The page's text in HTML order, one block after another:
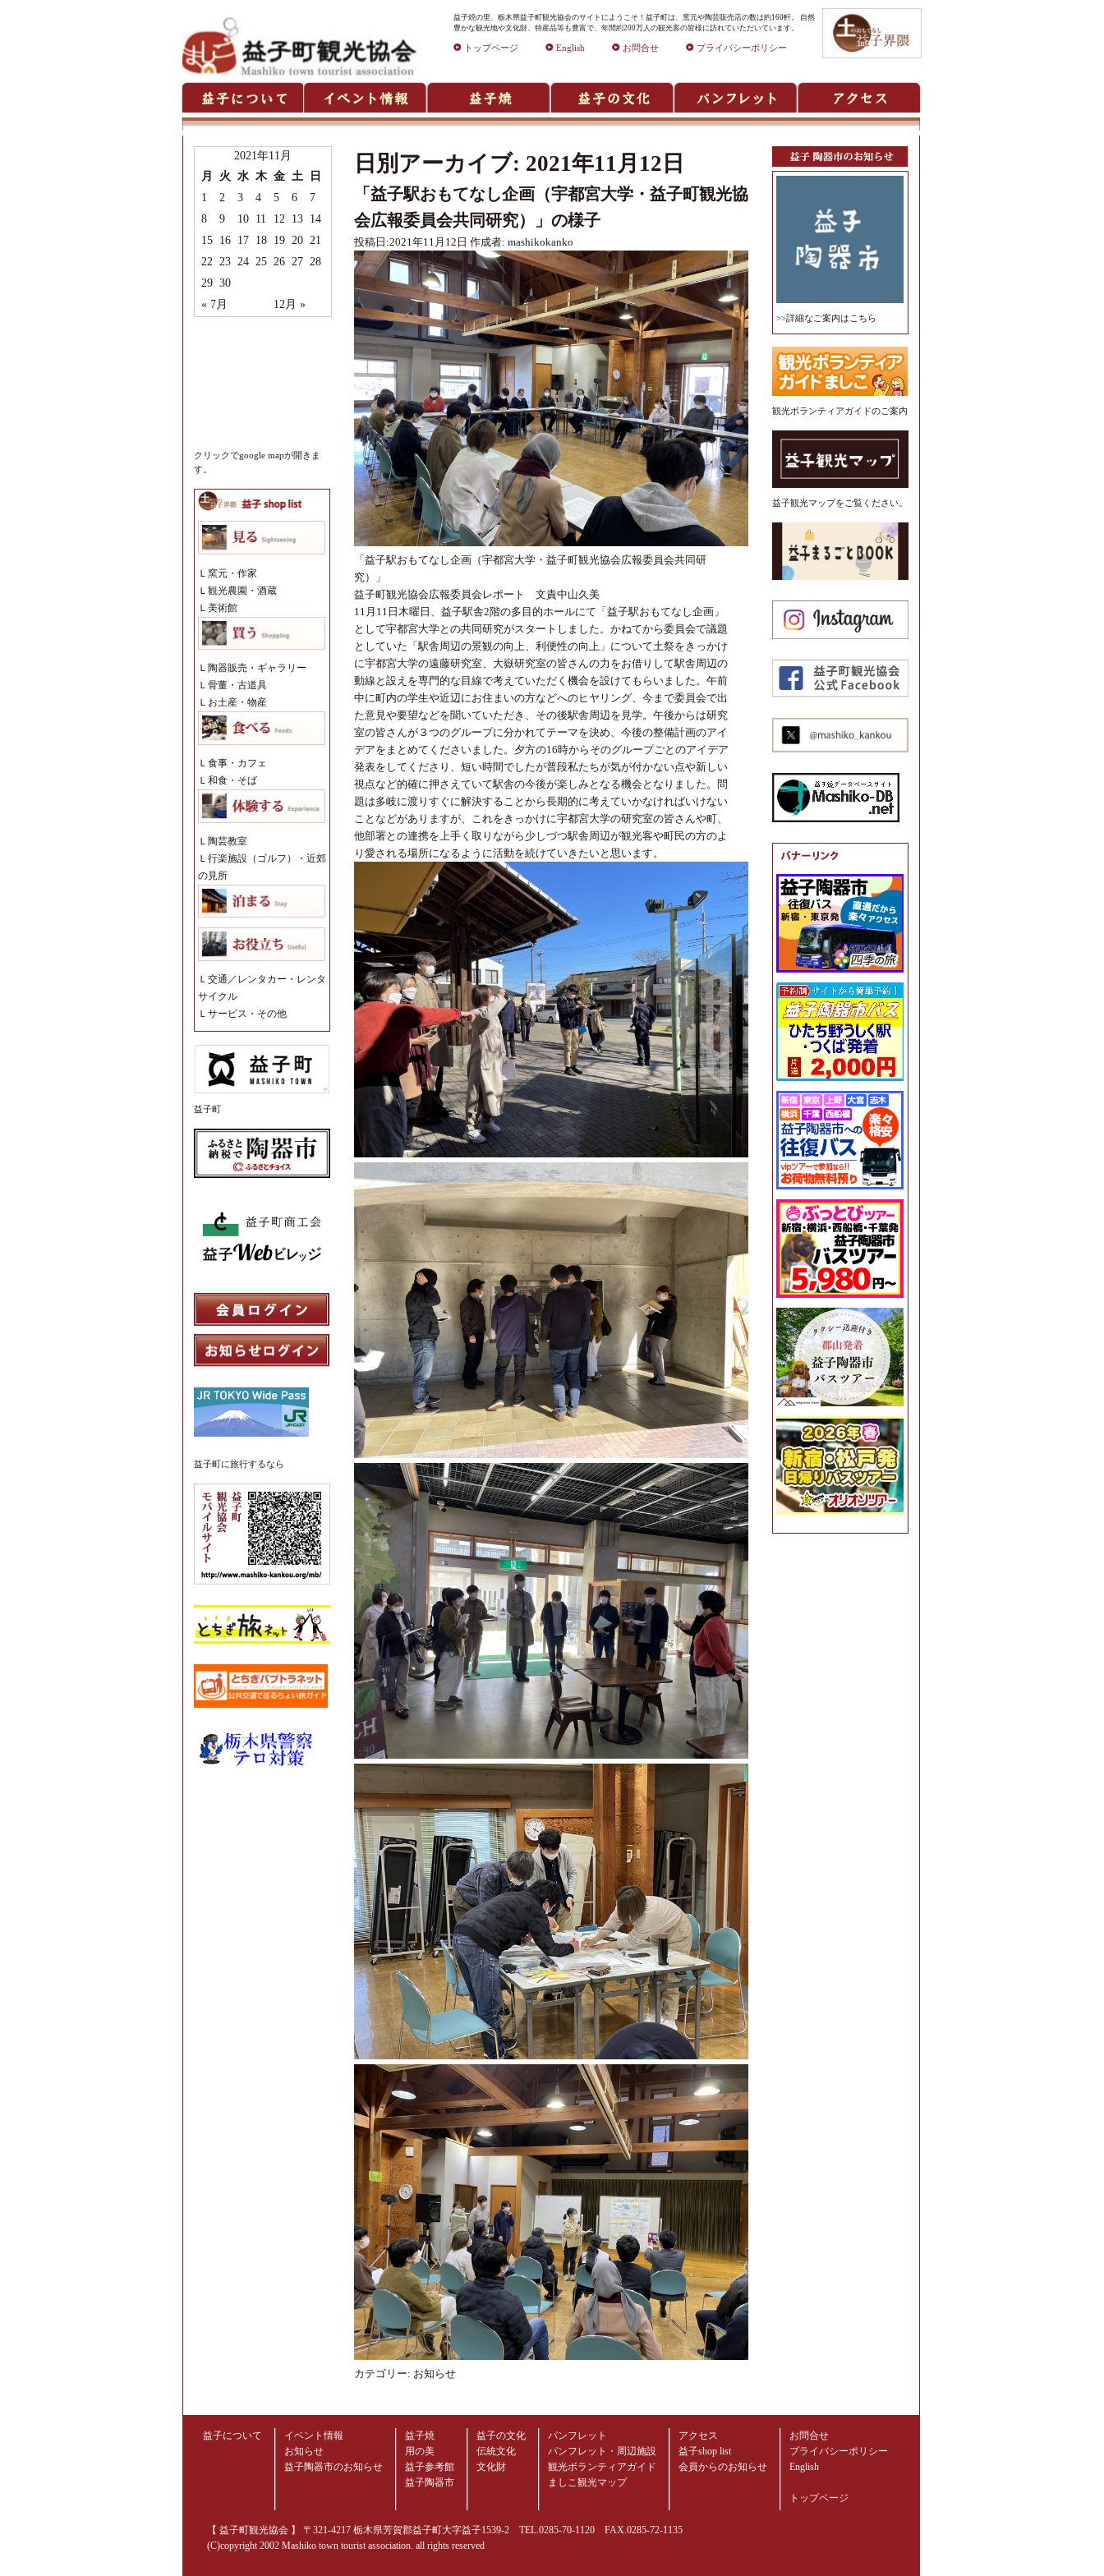
益子焼の里、栃木県益子町観光協会のサイトにようこそ！益子町は、窯元や陶芸販売店の数は約160軒。 自然
豊かな観光地や文化財、特産品等も豊富で、年間約200万人の観光客の皆様に訪れていただいています。
トップページ English お問合せ プライバシーポリシー
2021年11月
月
火 水 木 金 土 日
« 7月 12月 »
1 2 3 4 5 6
7
8
9 10 11 12 13 14
15 16 17 18 19 20 21
22 23 24 25 26 27 28
29 30
クリックでgoogle mapが開きま
す。
Ｌ 窯元・作家
Ｌ 観光農園・酒蔵
Ｌ 美術館
Ｌ 陶器販売・ギャラリー
Ｌ 骨董・古道具
Ｌ お土産・物産
Ｌ 食事・カフェ
Ｌ 和食・そば
Ｌ 陶芸教室
Ｌ 行楽施設（ゴルフ）・近郊
の見所
Ｌ 交通／レンタカー・レンタ
サイクル
Ｌ サービス・その他
益子町
益子町 に旅行するなら
日別アーカイブ: 2021年11月12日
「益子駅おもてなし企画（宇都宮大学・益子町観光協
会広報委員会共同研究）」の様子
投稿日:2021年11月12日 作成者: mashikokanko
「益子駅おもてなし企画（宇都宮大学・益子町観光協会広報委員会共同研
究）」
益子町観光協会広報委員会レポート 文責中山久美
11月11日木曜日、益子駅舎2階の多目的ホールにて「益子駅おもてなし企画」
として宇都宮大学との共同研究がスタートしました。かねてから委員会で議題
としていた「駅舎周辺の景観の向上、利便性の向上」について土祭をきっかけ
に宇都宮大学の遠藤研究室、大嶽研究室の皆さんの力をお借りして駅舎周辺の
動線と設えを専門的な目線で考えていただく機会を設けてもらいました。午前
中に町内の学生や近辺にお住まいの方などへのヒヤリング、今まで委員会で出
た意見や要望などを聞いていただき、その後駅舎周辺を見学。午後からは研究
室の皆さんが３つのグループに分かれてテーマを決め、今後の整備計画のアイ
デアをまとめてくださいました。夕方の16時からそのグループごとのアイデア
発表をしてくださり、短い時間でしたが普段私たちが気が付かない点や新しい
視点など的確に押さえていて駅舎の今後が楽しみとなる機会となりました。問
題は多岐に渡りすぐに解決することから長期的に考えていかなければいけない
ことなどがありますが、これをきっかけに宇都宮大学の研究室の皆さんや町、
他部署との連携を上手く取りながら少しづつ駅舎周辺が観光客や町民の方のよ
り愛される場所になるように活動を続けていきたいと思います。
カテゴリー: お知らせ
>>詳細なご案内はこちら
観光ボランティアガイドのご案内
益子観光マップをご覧ください。
益子について
イベント情報
お知らせ
益子陶器市のお知らせ
益子焼
用の美
益子参考館
益子陶器市
益子の文化
伝統文化
文化財
パンフレット
パンフレット・周辺施設
観光ボランティアガイド
ましこ観光マップ
アクセス
益子shop list
会員からのお知らせ
お問合せ
プライバシーポリシー
English
トップページ
【 益子町観光協会 】 〒321-4217 栃木県芳賀郡益子町大字益子1539-2 TEL.0285-70-1120 FAX.0285-72-1135
(C)copyright 2002 Mashiko town tourist association. all rights reserved